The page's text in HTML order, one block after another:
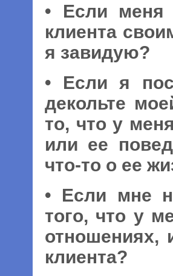
• Если меня
клиента
я завидую?
• Если я
декольте
то, что у
или ее
что-то о ее
• Если мне
того, что у
отношениях,
клиента?